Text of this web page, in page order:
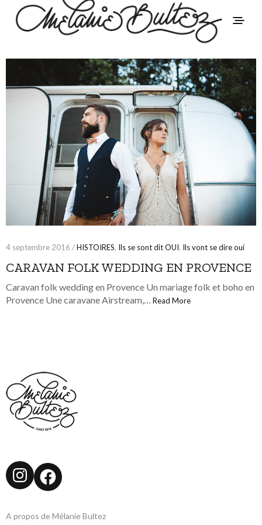
4 septembre 2016 /HISTOIRES, Ils se sont dit OUI, Ils vont se dire oui
CARAVAN FOLK WEDDING EN PROVENCE
Caravan folk wedding en Provence Un mariage folk et boho en
Provence Une caravane Airstream,… Read More
Instagram
Facebook
A propos de Mélanie Bultez